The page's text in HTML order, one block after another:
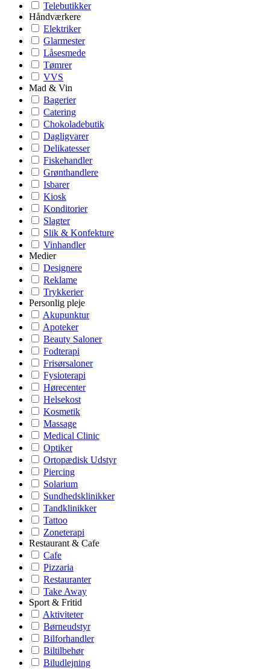
Telebutikker
Håndværkere
Elektriker
Glarmester
Låsesmede
Tømrer
VVS
Mad & Vin
Bagerier
Catering
Chokoladebutik
Dagligvarer
Delikatesser
Fiskehandler
Grønthandlere
Isbarer
Kiosk
Konditorier
Slagter
Slik & Konfekture
Vinhandler
Medier
Designere
Reklame
Trykkerier
Personlig pleje
Akupunktur
Apoteker
Beauty Saloner
Fodterapi
Frisørsaloner
Fysioterapi
Hørecenter
Helsekost
Kosmetik
Massage
Medical Clinic
Optiker
Ortopædisk Udstyr
Piercing
Solarium
Sundhedsklinikker
Tandklinikker
Tattoo
Zoneterapi
Restaurant & Cafe
Cafe
Pizzaria
Restauranter
Take Away
Sport & Fritid
Aktiviteter
Børneudstyr
Bilforhandler
Biltilbehør
Biludlejning